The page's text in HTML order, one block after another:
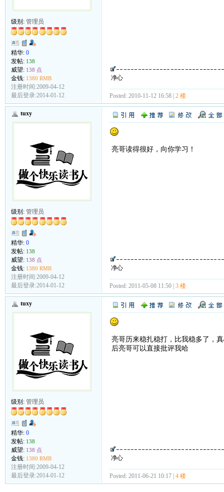
级别: 管理员
精华: 0
发帖: 138
威望: 138 点
金钱: 1380 RMB
注册时间:2009-04-12
最后登录:2014-01-12
净心
Posted: 2010-11-12 16:58 | 2 楼
tuxy
级别: 管理员
精华: 0
发帖: 138
威望: 138 点
金钱: 1380 RMB
注册时间:2009-04-12
最后登录:2014-01-12
亮哥读得很好，向你学习！
净心
Posted: 2011-05-08 11:50 | 3 楼
tuxy
级别: 管理员
精华: 0
发帖: 138
威望: 138 点
金钱: 1380 RMB
注册时间:2009-04-12
最后登录:2014-01-12
亮哥历来稳扎稳打，比我稳多了，
后亮哥可以直接批评我哈
净心
Posted: 2011-06-21 10:17 | 4 楼